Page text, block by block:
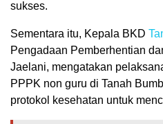
sukses.
Sementara itu, Kepala BKD
Pengadaan Pemberhentian
Jaelani, mengatakan
PPPK non guru di Tanah
protokol kesehatan untuk